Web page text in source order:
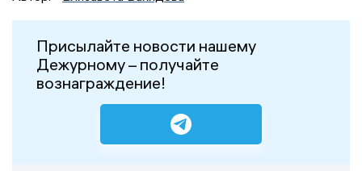
Присылайте новости нашему
Дежурному – получайте
вознаграждение!